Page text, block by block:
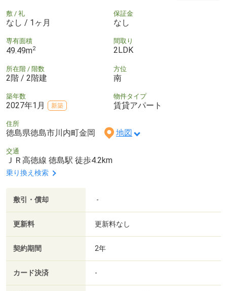
敷 / 礼
なし / 1ヶ月
保証金
なし
専有面積
49.49m2
間取り
2LDK
所在階 / 階数
2階 / 2階建
方位
南
築年数
2027年1月 新築
物件タイプ
賃貸アパート
住所
徳島県徳島市川内町金岡 地図
交通
ＪＲ高徳線 徳島駅 徒歩4.2km
乗り換え検索
敷引・償却 -
更新料 更新料なし
契約期間 2年
カード決済 -